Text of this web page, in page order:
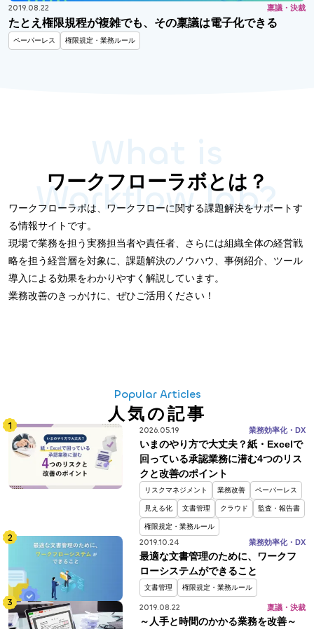
2019.08.22 稟議・決裁
たとえ権限規程が複雑でも、その稟議は電子化できる
ペーパーレス 権限規定・業務ルール
Workflow lab?
ワークフローラボとは？
ワークフローラボは、ワークフローに関する課題解決をサポートす
る情報サイトです。
現場で業務を担う実務担当者や責任者、さらには組織全体の経営戦
略を担う経営層を対象に、課題解決のノウハウ、事例紹介、ツール
導入による効果をわかりやすく解説しています。
業務改善のきっかけに、ぜひご活用ください！
Popular Articles
人気の記事
2026.05.19 業務効率化・DX
いまのやり方で大丈夫？紙・Excelで
回っている承認業務に潜む4つのリス
クと改善のポイント
リスクマネジメント 業務改善 ペーパーレス
見える化 文書管理 クラウド 監査・報告書
権限規定・業務ルール
2019.10.24 業務効率化・DX
最適な文書管理のために、ワークフ
ローシステムができること
文書管理 権限規定・業務ルール
2019.08.22 稟議・決裁
～人手と時間のかかる業務を改善～